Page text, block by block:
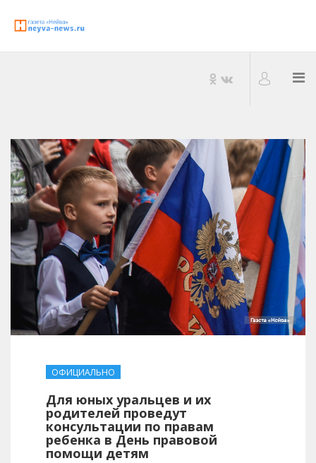
ОФИЦИАЛЬНО
Для юных уральцев и их
родителей проведут
консультации по правам
ребенка в День правовой
помощи детям